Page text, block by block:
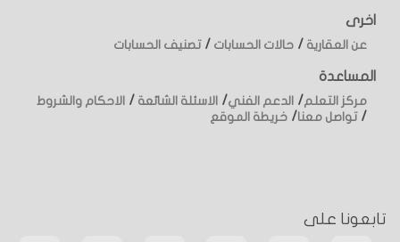
اخرى
عن العقارية / حالات الحسابات /تصنيف الحسابات
المساعدة
مركز التعلم/ الدعم الفني/ الاسئلة الشائعة / الاحكام والشروط
/تواصل معنا/ خريطة الموقع
تابعونا على